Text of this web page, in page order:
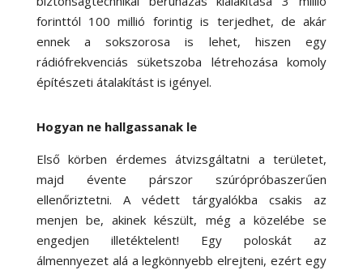
forinttól 100 millió forintig is terjedhet, de akár
ennek a sokszorosa is lehet, hiszen egy
rádiófrekvenciás süketszoba létrehozása komoly
építészeti átalakítást is igényel.
Hogyan ne hallgassanak le
Első körben érdemes átvizsgáltatni a területet,
majd évente párszor szúrópróbaszerűen
ellenőriztetni. A védett tárgyalókba csakis az
menjen be, akinek készült, még a közelébe se
engedjen illetéktelent! Egy poloskát az
álmennyezet alá a legkönnyebb elrejteni, ezért egy